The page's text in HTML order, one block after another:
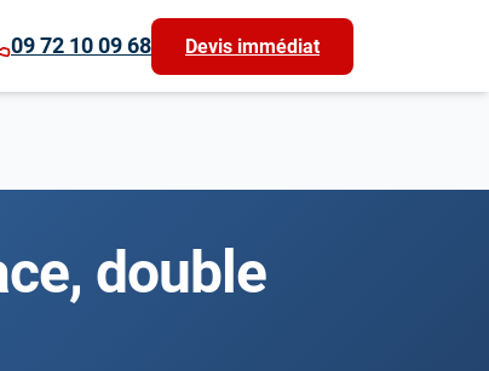
09 72 10 09 68 Devis immédiat
double